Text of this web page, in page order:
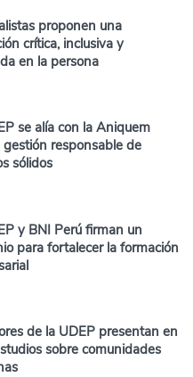
proponen una
crítica, inclusiva y
en la persona
se alía con la Aniquem
gestión responsable de
sólidos
y BNI Perú firman un
para fortalecer la formación
de la UDEP presentan en
sobre comunidades